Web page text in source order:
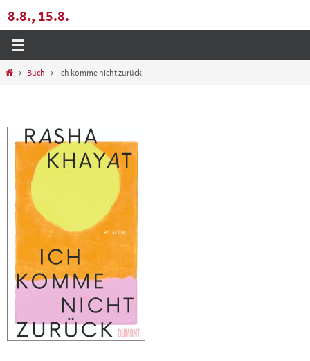
8.8., 15.8.
StartBuch Ich komme nicht zurück